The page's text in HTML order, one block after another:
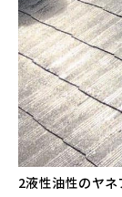
2液性油性のヤ